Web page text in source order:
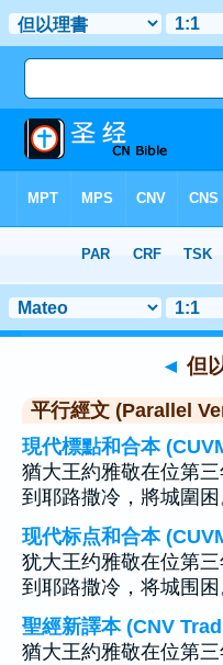
> 聖經金句 1
◄ 但
平行經文 (Parallel
現代標點和合本
猶大王約雅敬在位第
到耶路撒冷，將城圍困
现代标点和合本
犹大王约雅敬在位第
到耶路撒冷，将城围困
聖經新譯本 (CNV
猶大王約雅敬在位第